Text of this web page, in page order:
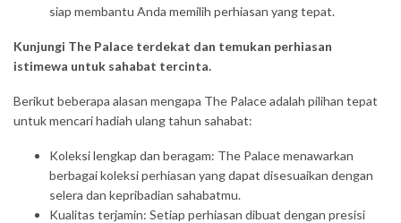
siap membantu Anda memilih perhiasan yang tepat.
Kunjungi The Palace terdekat dan temukan perhiasan
istimewa untuk sahabat tercinta.
Berikut beberapa alasan mengapa The Palace adalah pilihan tepat
untuk mencari hadiah ulang tahun sahabat:
Koleksi lengkap dan beragam: The Palace menawarkan
berbagai koleksi perhiasan yang dapat disesuaikan dengan
selera dan kepribadian sahabatmu.
Kualitas terjamin: Setiap perhiasan dibuat dengan presisi